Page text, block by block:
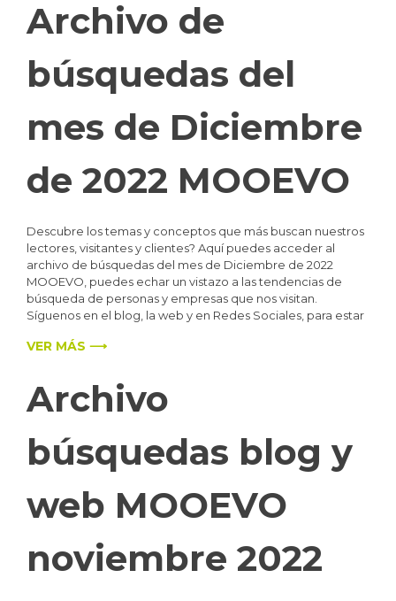
Archivo de
búsquedas del
mes de Diciembre
de 2022 MOOEVO
Descubre los temas y conceptos que más buscan nuestros
lectores, visitantes y clientes? Aquí puedes acceder al
archivo de búsquedas del mes de Diciembre de 2022
MOOEVO, puedes echar un vistazo a las tendencias de
búsqueda de personas y empresas que nos visitan.
Síguenos en el blog, la web y en Redes Sociales, para estar
VER MÁS ⟶
Archivo
búsquedas blog y
web MOOEVO
noviembre 2022